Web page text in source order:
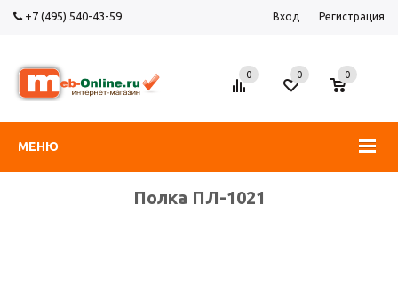
+7 (495) 540-43-59 Вход Регистрация
МЕНЮ
0 0
0
Полка ПЛ-1021